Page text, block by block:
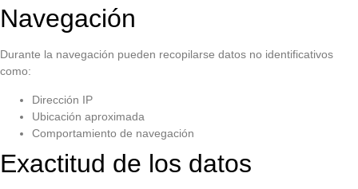
Navegación
Durante la navegación pueden recopilarse datos no identificativos
como:
Dirección IP
Ubicación aproximada
Comportamiento de navegación
Exactitud de los datos